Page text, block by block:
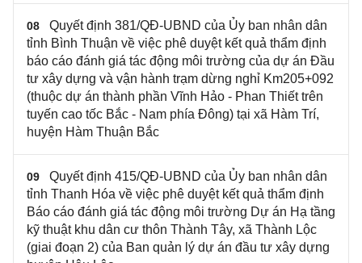
08
Quyết định 381/QĐ-UBND của Ủy ban nhân dân
tỉnh Bình Thuận về việc phê duyệt kết quả thẩm định
báo cáo đánh giá tác động môi trường của dự án Đầu
tư xây dựng và vận hành trạm dừng nghỉ Km205+092
(thuộc dự án thành phần Vĩnh Hảo - Phan Thiết trên
tuyến cao tốc Bắc - Nam phía Đông) tại xã Hàm Trí,
huyện Hàm Thuận Bắc
09
Quyết định 415/QĐ-UBND của Ủy ban nhân dân
tỉnh Thanh Hóa về việc phê duyệt kết quả thẩm định
Báo cáo đánh giá tác động môi trường Dự án Hạ tầng
kỹ thuật khu dân cư thôn Thành Tây, xã Thành Lộc
(giai đoạn 2) của Ban quản lý dự án đầu tư xây dựng